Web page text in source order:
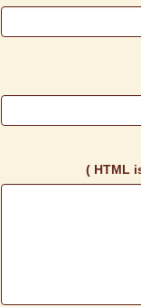
( HTML